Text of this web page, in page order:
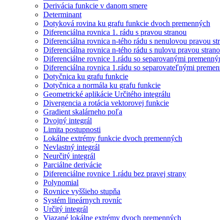
Derivácia funkcie v danom smere
Determinant
Dotyková rovina ku grafu funkcie dvoch premenných
Diferenciálna rovnica 1. rádu s pravou stranou
Diferenciálna rovnica n-tého rádu s nenulovou pravou
Diferenciálna rovnica n-tého rádu s nulovu pravou
Diferenciálne rovnice 1.rádu so separovanými
Diferenciálna rovnica 1.rádu so separovateľnými
Dotyčnica ku grafu funkcie
Dotyčnica a normála ku grafu funkcie
Geometrické aplikácie Určitého integrálu
Divergencia a rotácia vektorovej funkcie
Gradient skalárneho poľa
Dvojný integrál
Limita postupnosti
Lokálne extrémy funkcie dvoch premenných
Nevlastný integrál
Neurčitý integrál
Parciálne derivácie
Diferenciálne rovnice 1.rádu bez pravej strany
Polynomial
Rovnice vyššieho stupňa
Systém lineárnych rovníc
Určitý integrál
Viazané lokálne extrémy dvoch premenných